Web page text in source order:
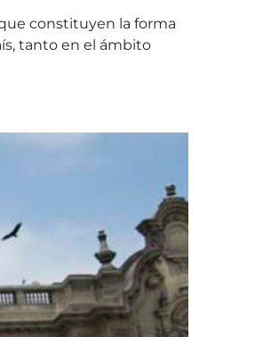
constituyen la forma
tanto en el ámbito